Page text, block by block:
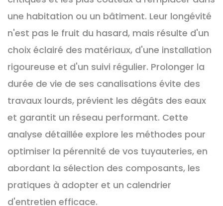
une habitation ou un bâtiment. Leur longévité
n'est pas le fruit du hasard, mais résulte d'un
choix éclairé des matériaux, d'une installation
rigoureuse et d'un suivi régulier. Prolonger la
durée de vie de ses canalisations évite des
travaux lourds, prévient les dégâts des eaux
et garantit un réseau performant. Cette
analyse détaillée explore les méthodes pour
optimiser la pérennité de vos tuyauteries, en
abordant la sélection des composants, les
pratiques à adopter et un calendrier
d'entretien efficace.